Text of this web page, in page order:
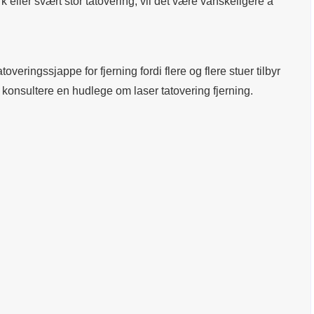
for fjerning fordi flere og flere stuer tilbyr
en hudlege om laser tatovering fjerning.